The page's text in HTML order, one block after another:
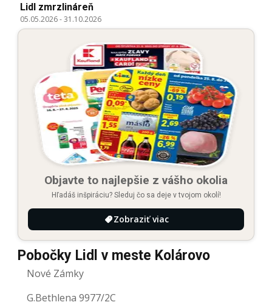
Lidl zmrzlináreň
05.05.2026-31.10.2026
Objavte to najlepšie z vášho okolia
Hľadáš inšpiráciu? Sleduj čo sa deje v tvojom okolí!
Zobraziť viac
Pobočky Lidl v meste Kolárovo
Nové Zámky
G.Bethlena 9977/2C